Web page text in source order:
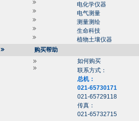
电化学仪器
电气测量
测量测绘
生命科技
植物土壤仪器
购买帮助
如何购买
联系方式：
总机：
021-65730171
021-65729118
传真：
021-65732715